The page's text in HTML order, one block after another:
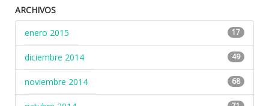
ARCHIVOS
enero 2015
17
diciembre 2014 49
noviembre 2014 68